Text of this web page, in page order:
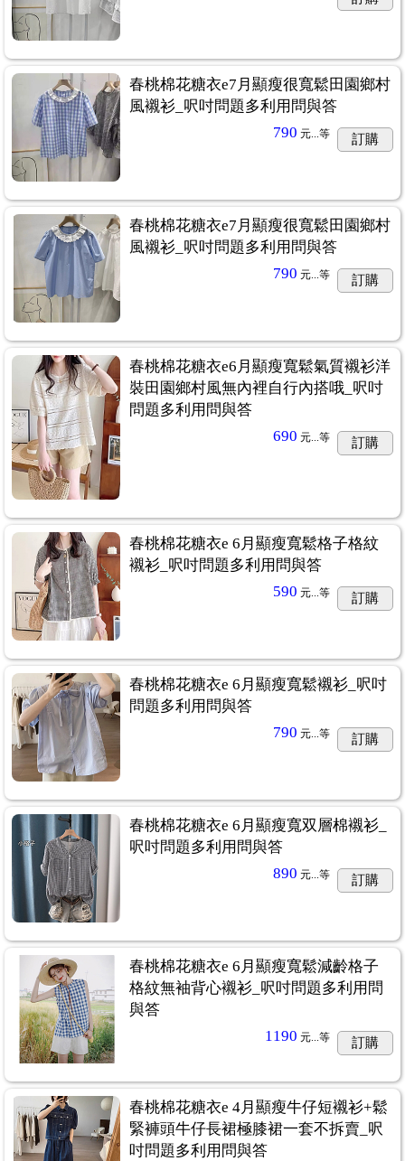
春桃棉花糖衣e7月顯瘦很寬鬆田園鄉村
風襯衫_呎吋問題多利用問與答
790 元...等 訂購
春桃棉花糖衣e7月顯瘦很寬鬆田園鄉村
風襯衫_呎吋問題多利用問與答
790 元...等 訂購
春桃棉花糖衣e6月顯瘦寬鬆氣質襯衫洋
裝田園鄉村風無內裡自行內搭哦_呎吋
問題多利用問與答
690 元...等 訂購
春桃棉花糖衣e 6月顯瘦寬鬆格子格紋
襯衫_呎吋問題多利用問與答
590 元...等 訂購
春桃棉花糖衣e 6月顯瘦寬鬆襯衫_呎吋
問題多利用問與答
790 元...等 訂購
春桃棉花糖衣e 6月顯瘦寬双層棉襯衫_
呎吋問題多利用問與答
890 元...等 訂購
春桃棉花糖衣e 6月顯瘦寬鬆減齡格子
格紋無袖背心襯衫_呎吋問題多利用問
與答
1190 元...等 訂購
春桃棉花糖衣e 4月顯瘦牛仔短襯衫+鬆
緊褲頭牛仔長裙極膝裙一套不拆賣_呎
吋問題多利用問與答